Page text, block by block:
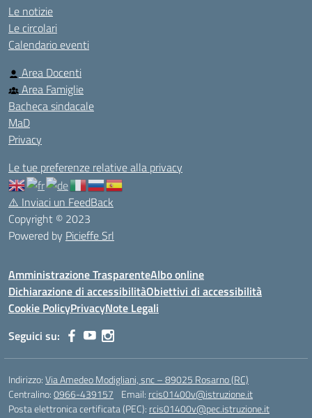
Le notizie
Le circolari
Calendario eventi
Area Docenti
Area Famiglie
Bacheca sindacale
MaD
Privacy
Le tue preferenze relative alla privacy
⚠️ Inviaci un FeedBack
Copyright © 2023
Powered by Picieffe Srl
Amministrazione TrasparenteAlbo online
Dichiarazione di accessibilitàObiettivi di accessibilità
Cookie PolicyPrivacyNote Legali
Seguici su:
Indirizzo:Via Amedeo Modigliani, snc – 89025 Rosarno (RC)
Centralino:0966-439157 Email: rcis01400v@istruzione.it
Posta elettronica certificata (PEC): rcis01400v@pec.istruzione.it